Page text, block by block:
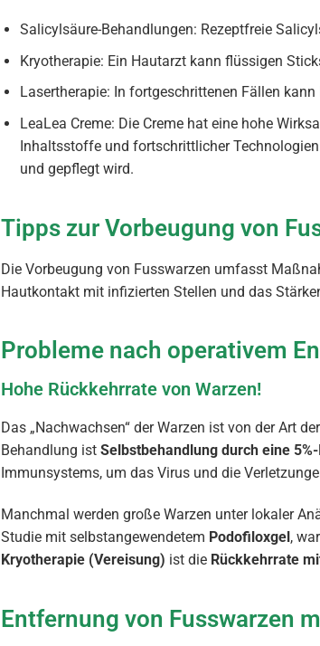
Salicylsäure-Behandlungen: Rezeptfreie
Kryotherapie: Ein Hautarzt kann flüssigen
Lasertherapie: In fortgeschrittenen Fällen
LeaLea Creme: Die Creme hat eine hohe
Inhaltsstoffe und fortschrittlicher
und gepflegt wird.
Tipps zur Vorbeugung von
Die Vorbeugung von Fusswarzen umfasst
Hautkontakt mit infizierten Stellen und das
Probleme nach operativem
Hohe Rückkehrrate von Warzen!
Das „Nachwachsen“ der Warzen ist von der Art
Behandlung ist Selbstbehandlung durch eine
Immunsystems, um das Virus und die
Manchmal werden große Warzen unter lokaler
Studie mit selbstangewendetem Podofiloxgel ,
Kryotherapie (Vereisung) ist die Rückkehrrate
Entfernung von Fusswarzen